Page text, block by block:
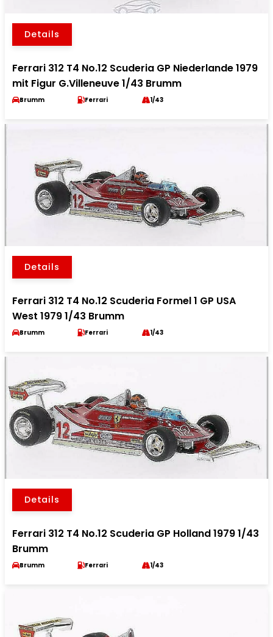
Details
Ferrari 312 T4 No.12 Scuderia GP Niederlande 1979
mit Figur G.Villeneuve 1/43 Brumm
Brumm Ferrari 1/43
Details
Ferrari 312 T4 No.12 Scuderia Formel 1 GP USA
West 1979 1/43 Brumm
Brumm Ferrari 1/43
Details
Ferrari 312 T4 No.12 Scuderia GP Holland 1979 1/43
Brumm
Brumm Ferrari 1/43